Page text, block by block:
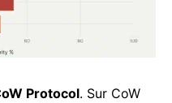
Protocol. Sur CoW